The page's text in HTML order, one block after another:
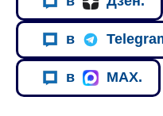
в
в MAX.